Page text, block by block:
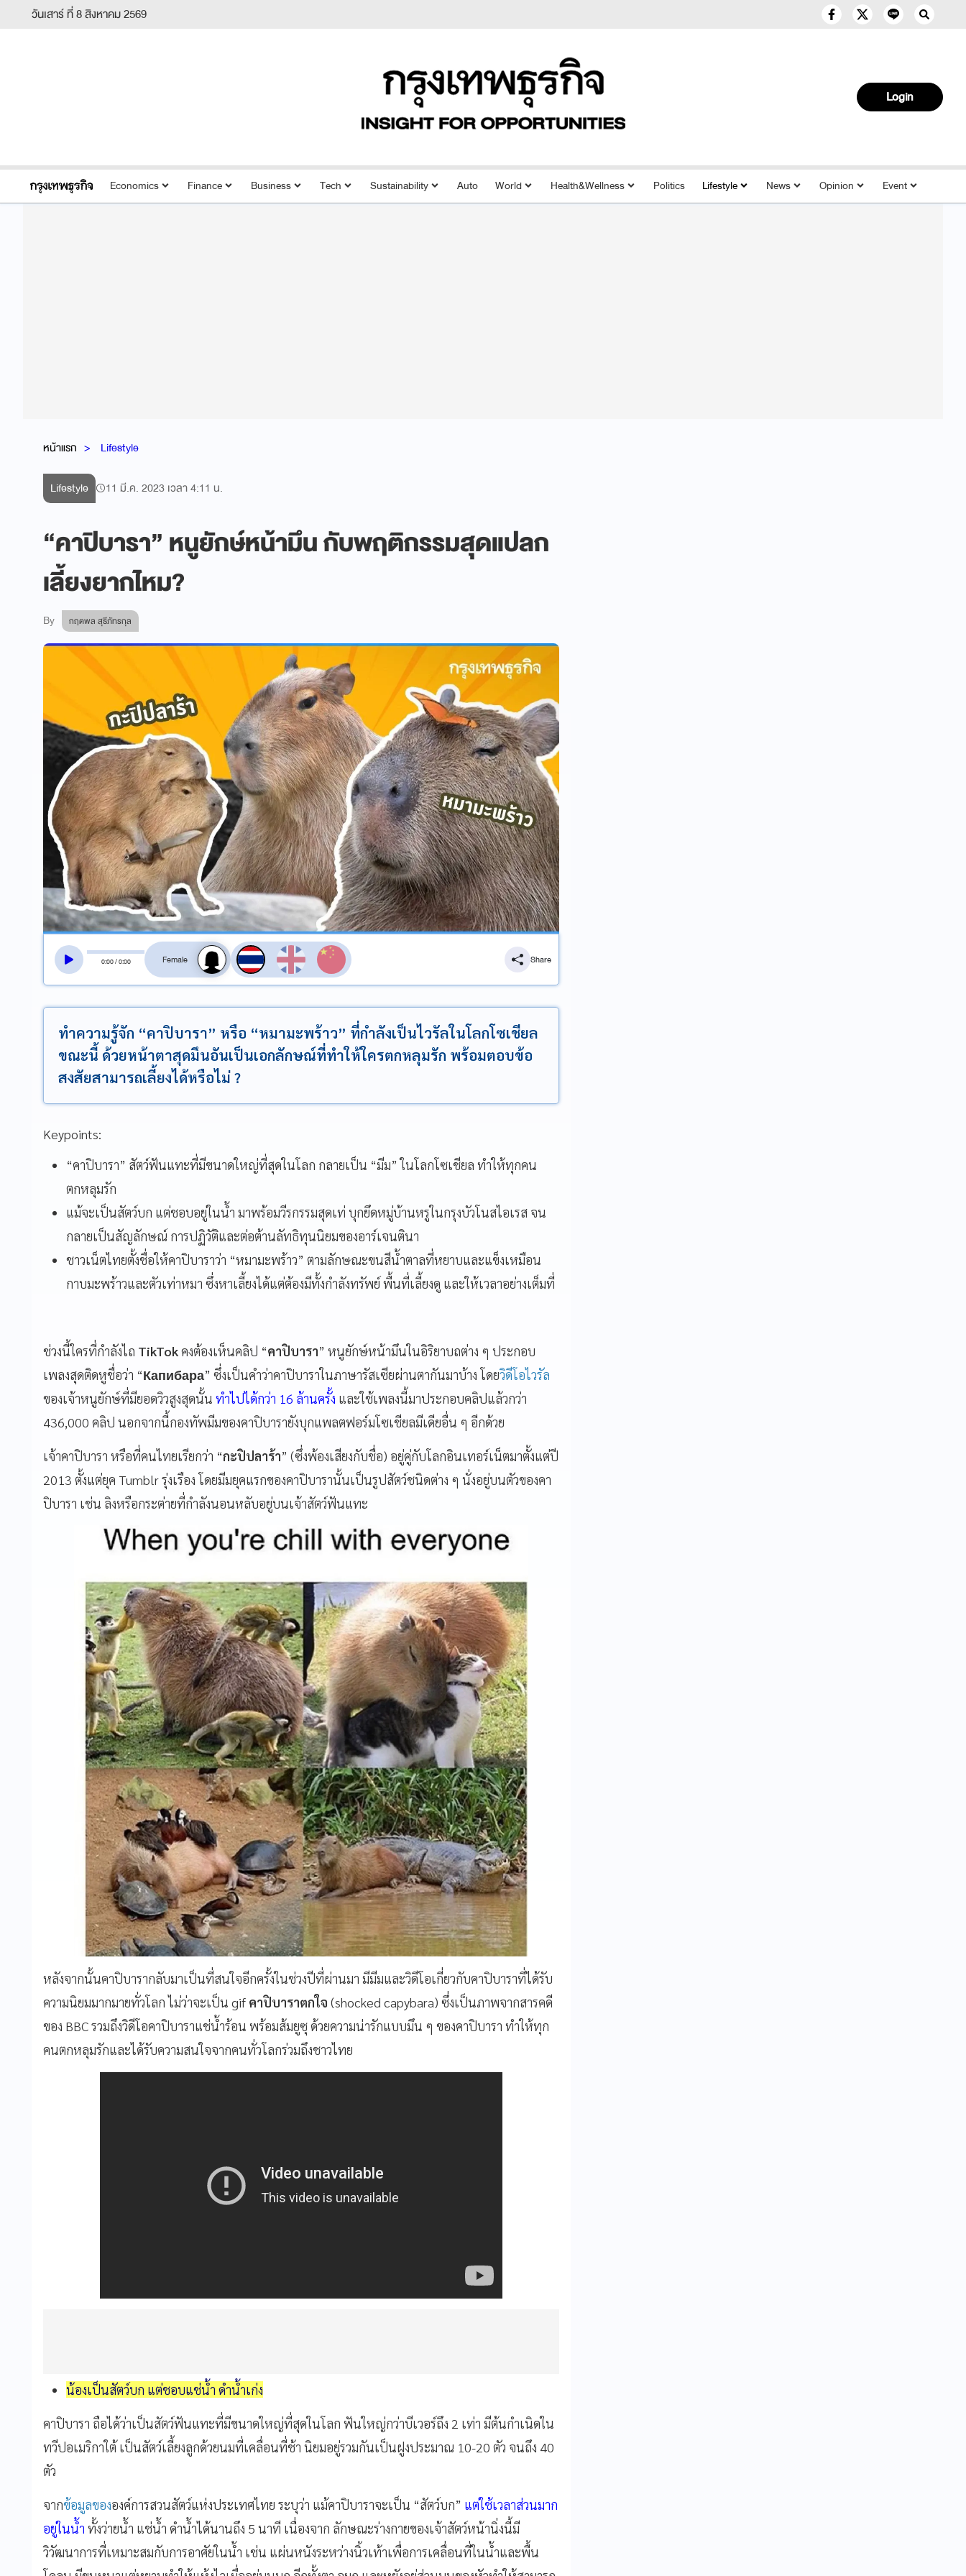
วันเสาร์ ที่ 8 สิงหาคม 2569
Login
Economics Finance Business Tech Sustainability Auto World Health&Wellness Politics Lifestyle News Opinion Event
หน้าแรก Lifestyle
Lifestyle 11 มี.ค. 2023 เวลา 4:11 น.
“คาปิบารา” หนูยักษ์หน้ามึน กับพฤติกรรมสุดแปลก
เลี้ยงยากไหม?
By กฤตพล สุธีภัทรกุล
0:00/0:00
สลับเสียงอ่าน
Share
ทำความรู้จัก “คาปิบารา” หรือ “หมามะพร้าว” ที่กำลังเป็นไวรัลในโลกโซเชียล
ขณะนี้ ด้วยหน้าตาสุดมึนอันเป็นเอกลักษณ์ที่ทำให้ใครตกหลุมรัก พร้อมตอบข้อ
สงสัยสามารถเลี้ยงได้หรือไม่ ?
Keypoints:
“คาปิบารา” สัตว์ฟันแทะที่มีขนาดใหญ่ที่สุดในโลก กลายเป็น “มีม” ในโลกโซเชียล ทำให้ทุกคน
ตกหลุมรัก
แม้จะเป็นสัตว์บก แต่ชอบอยู่ในน้ำ มาพร้อมวีรกรรมสุดเท่ บุกยึดหมู่บ้านหรูในกรุงบัวโนสไอเรส จน
กลายเป็นสัญลักษณ์ การปฏิวัติและต่อต้านลัทธิทุนนิยมของอาร์เจนตินา
ชาวเน็ตไทยตั้งชื่อให้คาปิบาราว่า “หมามะพร้าว” ตามลักษณะขนสีน้ำตาลที่หยาบและแข็งเหมือน
กาบมะพร้าวและตัวเท่าหมา ซึ่งหาเลี้ยงได้แต่ต้องมีทั้งกำลังทรัพย์ พื้นที่เลี้ยงดู และให้เวลาอย่างเต็มที่
ช่วงนี้ใครที่กำลังไถ TikTokคงต้องเห็นคลิป “คาปิบารา” หนูยักษ์หน้ามึนในอิริยาบถต่าง ๆ ประกอบ
เพลงสุดติดหูชื่อว่า “Капибара” ซึ่งเป็นคำว่าคาปิบาราในภาษารัสเซียผ่านตากันมาบ้าง โดยวิดีโอไวรัล
ของเจ้าหนูยักษ์ที่มียอดวิวสูงสุดนั้น ทำไปได้กว่า 16 ล้านครั้ง และใช้เพลงนี้มาประกอบคลิปแล้วกว่า
436,000 คลิป นอกจากนี้กองทัพมีมของคาปิบารายังบุกแพลตฟอร์มโซเชียลมีเดียอื่น ๆ อีกด้วย
เจ้าคาปิบารา หรือที่คนไทยเรียกว่า “กะปิปลาร้า” (ซึ่งพ้องเสียงกับชื่อ) อยู่คู่กับโลกอินเทอร์เน็ตมาตั้งแต่ปี
2013 ตั้งแต่ยุค Tumblr รุ่งเรือง โดยมีมยุคแรกของคาปิบารานั้นเป็นรูปสัตว์ชนิดต่าง ๆ นั่งอยู่บนตัวของคา
ปิบารา เช่น ลิงหรือกระต่ายที่กำลังนอนหลับอยู่บนเจ้าสัตว์ฟันแทะ
หลังจากนั้นคาปิบารากลับมาเป็นที่สนใจอีกครั้งในช่วงปีที่ผ่านมา มีมีมและวิดีโอเกี่ยวกับคาปิบาราที่ได้รับ
ความนิยมมากมายทั่วโลก ไม่ว่าจะเป็น gif คาปิบาราตกใจ (shocked capybara) ซึ่งเป็นภาพจากสารคดี
ของ BBC รวมถึงวิดีโอคาปิบาราแช่น้ำร้อน พร้อมส้มยูซุ ด้วยความน่ารักแบบมึน ๆ ของคาปิบารา ทำให้ทุก
คนตกหลุมรักและได้รับความสนใจจากคนทั่วโลกร่วมถึงชาวไทย
น้องเป็นสัตว์บก แต่ชอบแช่น้ำ ดำน้ำเก่ง
คาปิบารา ถือได้ว่าเป็นสัตว์ฟันแทะที่มีขนาดใหญ่ที่สุดในโลก ฟันใหญ่กว่าบีเวอร์ถึง 2 เท่า มีต้นกำเนิดใน
ทวีปอเมริกาใต้ เป็นสัตว์เลี้ยงลูกด้วยนมที่เคลื่อนที่ช้า นิยมอยู่รวมกันเป็นฝูงประมาณ 10-20 ตัว จนถึง 40
ตัว
จากข้อมูลขององค์การสวนสัตว์แห่งประเทศไทย ระบุว่า แม้คาปิบาราจะเป็น “สัตว์บก” แต่ใช้เวลาส่วนมาก
อยู่ในน้ำ ทั้งว่ายน้ำ แช่น้ำ ดำน้ำได้นานถึง 5 นาที เนื่องจาก ลักษณะร่างกายของเจ้าสัตว์หน้านิ่งนี้มี
วิวัฒนาการที่เหมาะสมกับการอาศัยในน้ำ เช่น แผ่นหนังระหว่างนิ้วเท้าเพื่อการเคลื่อนที่ในน้ำและพื้น